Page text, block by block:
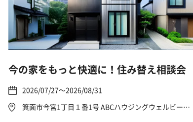
今の家をもっと快適に！住み替え相談会
2026/07/27～2026/08/31
箕面市今宮1丁目１番1号 ABCハウジングウェルビーみのお